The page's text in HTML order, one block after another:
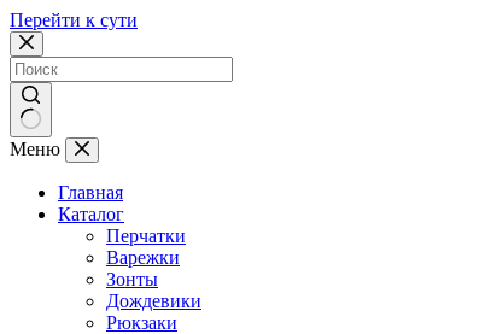
Перейти к сути
Ничего
найдено
Меню
Главная
Каталог
Перчатки
Варежки
Зонты
Дождевики
Рюкзаки